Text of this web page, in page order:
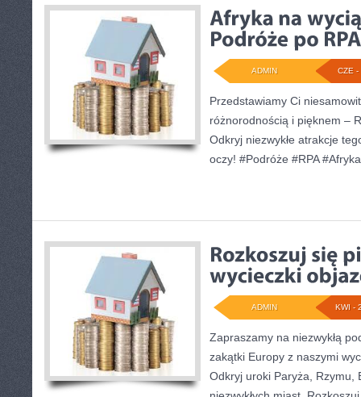
CZE -
ADMIN
Przedstawiamy Ci
różnorodnością i pięknem –
Odkryj niezwykłe atrakcje
oczy! #Podróże #RPA #Afryka
KWI -
ADMIN
Zapraszamy na niezwykłą
zakątki Europy z naszymi
Odkryj uroki Paryża, Rzymu,